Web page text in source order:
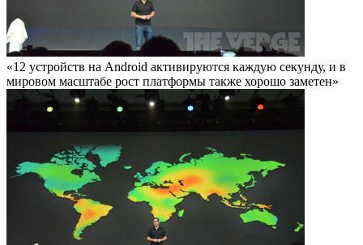
«12 устройств на Android активируются каждую секунду, и в
мировом масштабе рост платформы также хорошо заметен»